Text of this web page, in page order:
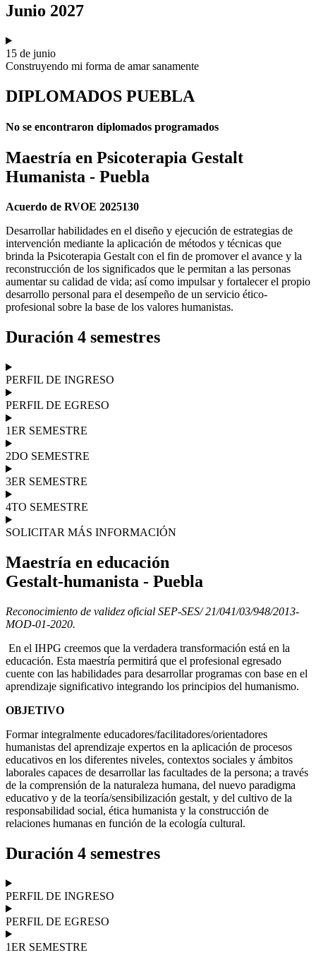
Junio 2027
15 de junio
Construyendo mi forma de amar sanamente
DIPLOMADOS PUEBLA
No se encontraron diplomados programados
Maestría en Psicoterapia Gestalt
Humanista - Puebla
Acuerdo de RVOE 2025130
Desarrollar habilidades en el diseño y ejecución de estrategias de
intervención mediante la aplicación de métodos y técnicas que
brinda la Psicoterapia Gestalt con el fin de promover el avance y la
reconstrucción de los significados que le permitan a las personas
aumentar su calidad de vida; así como impulsar y fortalecer el propio
desarrollo personal para el desempeño de un servicio ético-
profesional sobre la base de los valores humanistas.
Duración 4 semestres
PERFIL DE INGRESO
PERFIL DE EGRESO
1ER SEMESTRE
2DO SEMESTRE
3ER SEMESTRE
4TO SEMESTRE
SOLICITAR MÁS INFORMACIÓN
Maestría en educación
Gestalt-humanista - Puebla
Reconocimiento de validez oficial SEP-SES/ 21/041/03/948/2013-
MOD-01-2020.
En el IHPG creemos que la verdadera transformación está en la
educación. Esta maestría permitirá que el profesional egresado
cuente con las habilidades para desarrollar programas con base en el
aprendizaje significativo integrando los principios del humanismo.
OBJETIVO
Formar integralmente educadores/facilitadores/orientadores
humanistas del aprendizaje expertos en la aplicación de procesos
educativos en los diferentes niveles, contextos sociales y ámbitos
laborales capaces de desarrollar las facultades de la persona; a través
de la comprensión de la naturaleza humana, del nuevo paradigma
educativo y de la teoría/sensibilización gestalt, y del cultivo de la
responsabilidad social, ética humanista y la construcción de
relaciones humanas en función de la ecología cultural.
Duración 4 semestres
PERFIL DE INGRESO
PERFIL DE EGRESO
1ER SEMESTRE